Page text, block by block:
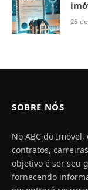
26
SOBRE NÓS
No ABC do
contratos,
objetivo é ser seu
fornecendo